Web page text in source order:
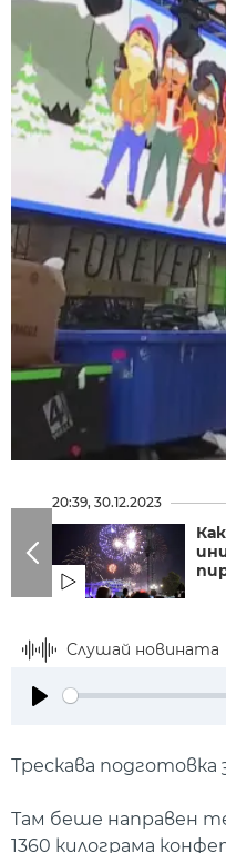
20:39, 30.12.2023
Слушай новината
Трескава
Там беше направен
1360 килограма